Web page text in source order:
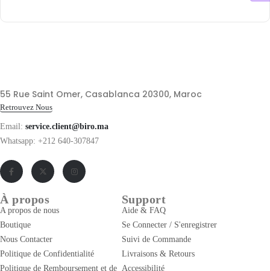
55 Rue Saint Omer, Casablanca 20300, Maroc
Retrouvez Nous
Email: service.client@biro.ma
Whatsapp: +212 640-307847
À propos
A propos de nous
Boutique
Nous Contacter
Politique de Confidentialité
Politique de Remboursement et de
Support
Aide & FAQ
Se Connecter / S'enregistrer
Suivi de Commande
Livraisons & Retours
Accessibilité